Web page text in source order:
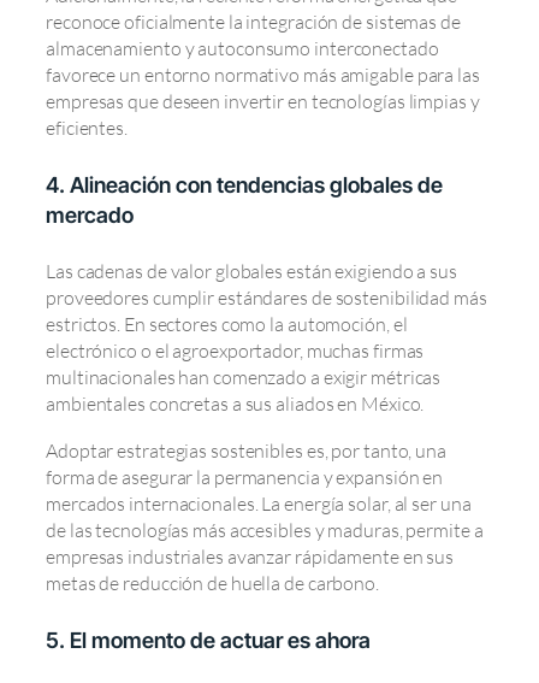
reconoce oficialmente la integración de sistemas de
almacenamiento y autoconsumo interconectado
favorece un entorno normativo más amigable para las
empresas que deseen invertir en tecnologías limpias y
eficientes.
4. Alineación con tendencias globales de
mercado
Las cadenas de valor globales están exigiendo a sus
proveedores cumplir estándares de sostenibilidad más
estrictos. En sectores como la automoción, el
electrónico o el agroexportador, muchas firmas
multinacionales han comenzado a exigir métricas
ambientales concretas a sus aliados en México.
Adoptar estrategias sostenibles es, por tanto, una
forma de asegurar la permanencia y expansión en
mercados internacionales. La energía solar, al ser una
de las tecnologías más accesibles y maduras, permite a
empresas industriales avanzar rápidamente en sus
metas de reducción de huella de carbono.
5. El momento de actuar es ahora